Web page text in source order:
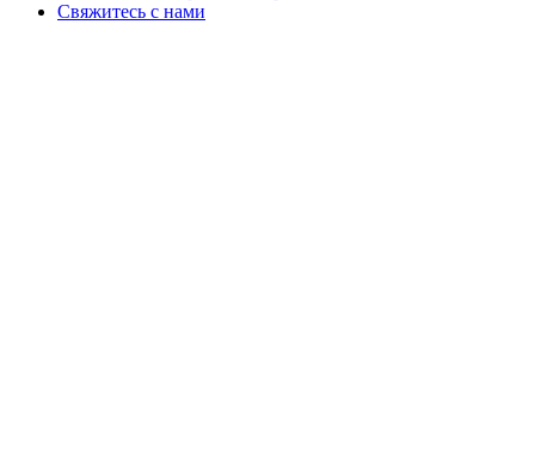
Свяжитесь с нами